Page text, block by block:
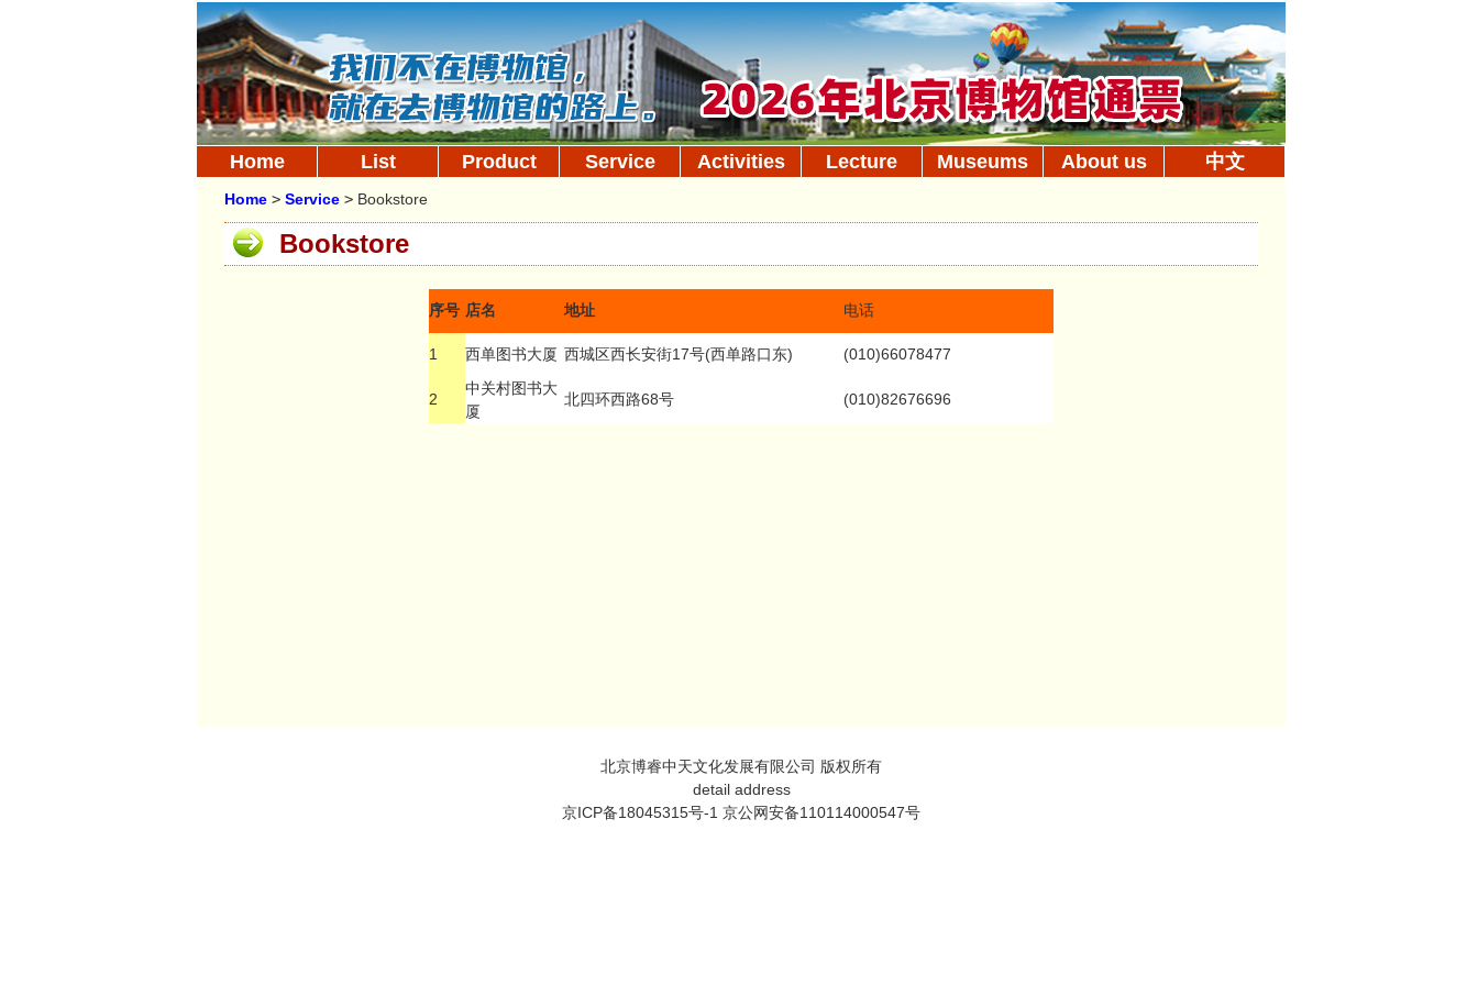
Home List Product Service Activities Lecture Museums About us 中文
Home > Service > Bookstore
Bookstore
序号 店名 地址 电话
1 西单图书大厦 西城区西长安街17号(西单路口东) (010)66078477
2
中关村图书大
厦
北四环西路68号 (010)82676696
北京博睿中天文化发展有限公司 版权所有
detail address
京ICP备18045315号-1 京公网安备110114000547号